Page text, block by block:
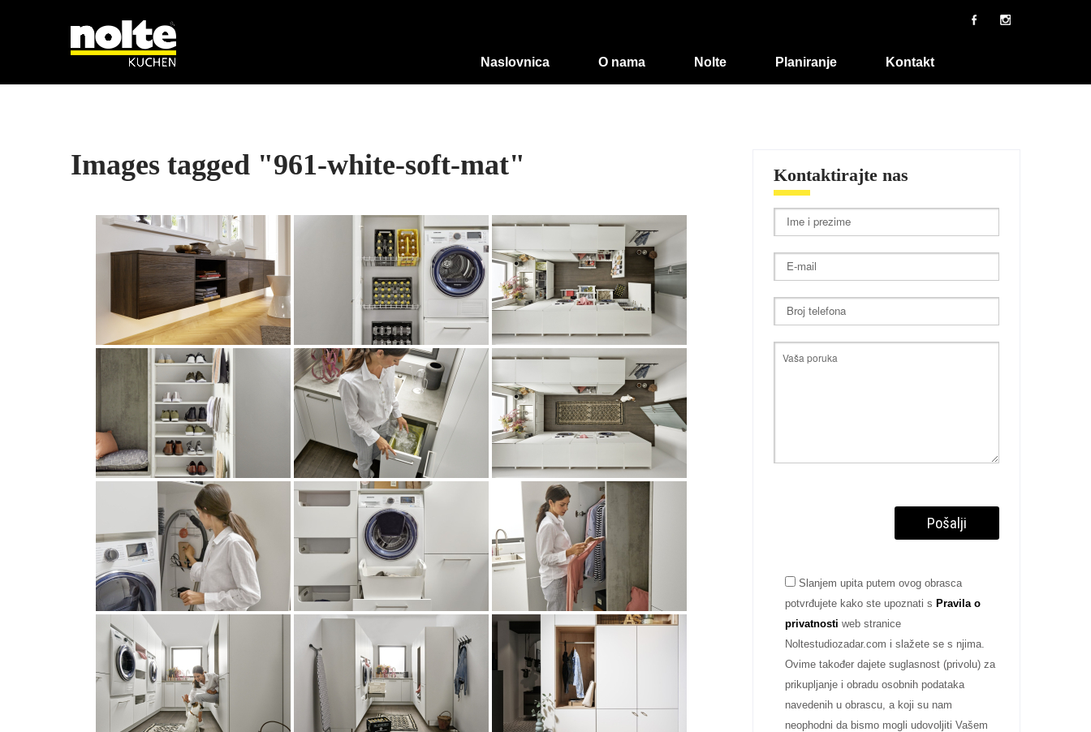
Naslovnica O nama Nolte Planiranje Kontakt
Images tagged "961-white-soft-mat" Kontaktirajte nas
Slanjem upita putem ovog obrasca
potvrđujete kako ste upoznati s Pravila o
privatnosti web stranice
Noltestudiozadar.com i slažete se s njima.
Ovime također dajete suglasnost (privolu) za
prikupljanje i obradu osobnih podataka
navedenih u obrascu, a koji su nam
neophodni da bismo mogli udovoljiti Vašem